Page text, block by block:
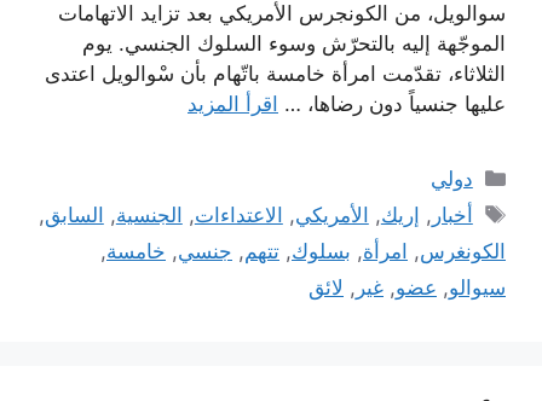
سوالويل، من الكونجرس الأمريكي بعد تزايد الاتهامات
الموجّهة إليه بالتحرّش وسوء السلوك الجنسي. يوم
الثلاثاء، تقدّمت امرأة خامسة باتّهام بأن سْوالويل اعتدى
عليها جنسياً دون رضاها، … اقرأ المزيد
التصنيفات
دولي
الوسوم
أخبار , إريك, الأمريكي, الاعتداءات, الجنسية, السابق,
الكونغرس, امرأة, بسلوك, تتهم, جنسي, خامسة,
سيوالو, عضو, غير , لائق